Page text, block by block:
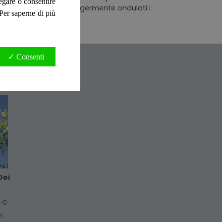
puliti i tagli, leggermente ondulati i
€
saperne di più
✓ Consenti